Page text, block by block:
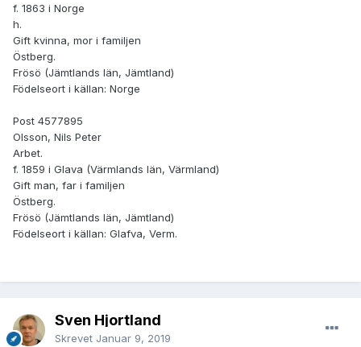
f. 1863 i Norge
h.
Gift kvinna, mor i familjen
Östberg.
Frösö (Jämtlands län, Jämtland)
Födelseort i källan: Norge
Post 4577895
Olsson, Nils Peter
Arbet.
f. 1859 i Glava (Värmlands län, Värmland)
Gift man, far i familjen
Östberg.
Frösö (Jämtlands län, Jämtland)
Födelseort i källan: Glafva, Verm.
Sven Hjortland
Skrevet Januar 9, 2019